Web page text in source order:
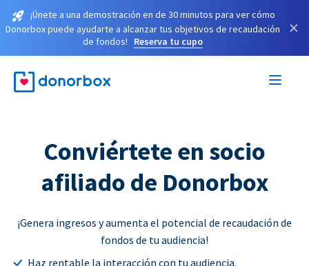
¡Únete a una demostración en de 30 minutos para ver cómo
Donorbox puede ayudarte a alcanzar tus objetivos de recaudación
de fondos!
Reserva tu cupo
×
Conviértete en socio
afiliado de Donorbox
¡Genera ingresos y aumenta el potencial de recaudación de
fondos de tu audiencia!
Haz rentable la interacción con tu audiencia.